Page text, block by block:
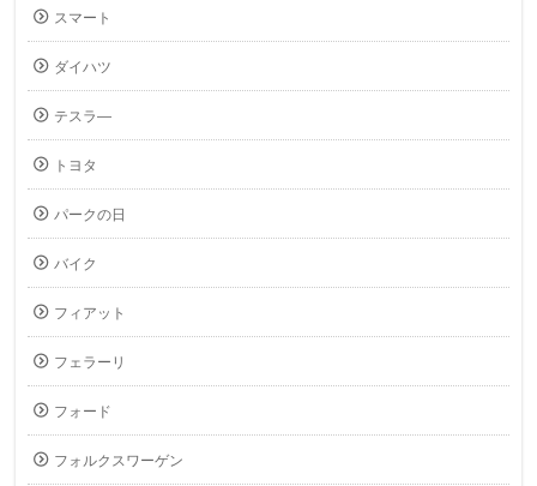
スマート
ダイハツ
テスラ―
トヨタ
パークの日
バイク
フィアット
フェラーリ
フォード
フォルクスワーゲン